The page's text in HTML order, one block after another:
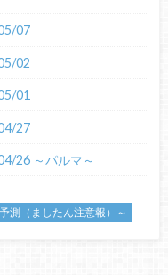
07
02
01
27
26 ～パルマ～
測（ましたん注意報）～